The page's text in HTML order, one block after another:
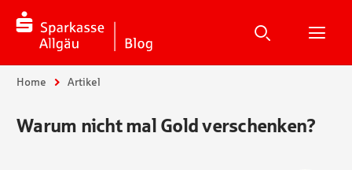
Suche
Suche
Sie sind hier:
Home Artikel
Warum nicht mal Gold verschenken?